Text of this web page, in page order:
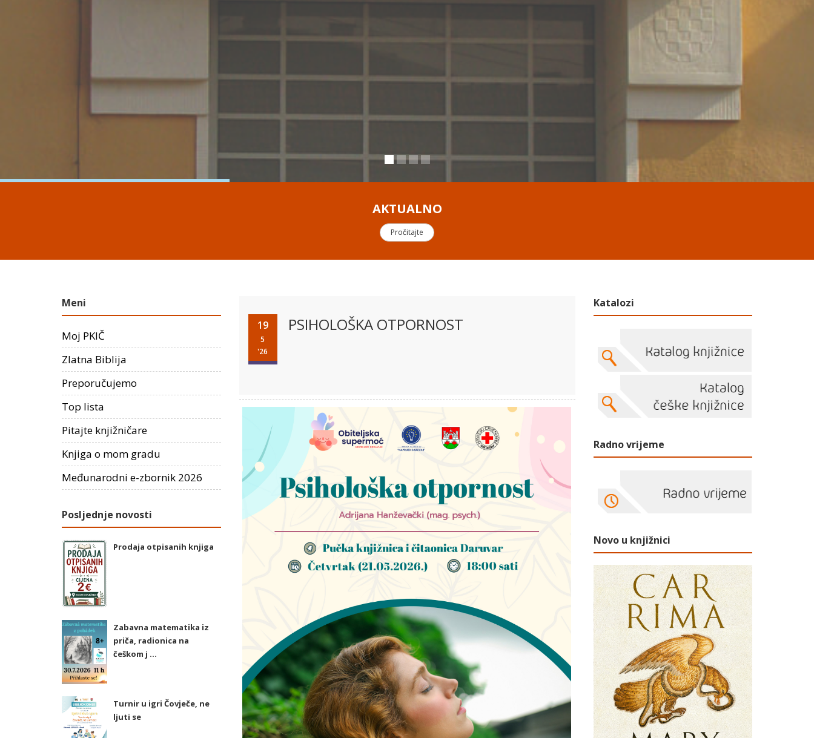
AKTUALNO
Pročitajte
Meni
Moj PKIČ
Zlatna Biblija
Preporučujemo
Top lista
Pitajte knjižničare
Knjiga o mom gradu
Međunarodni e-zbornik 2026
Posljednje novosti
Prodaja otpisanih knjiga
Zabavna matematika iz
priča, radionica na
češkom j ...
Turnir u igri Čovječe, ne
ljuti se
19
5
'26
PSIHOLOŠKA OTPORNOST
Katalozi
Radno vrijeme
Novo u knjižnici